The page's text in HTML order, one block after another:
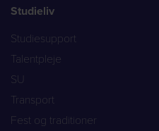
Studieliv
Studiesupport
Talentpleje
SU
Transport
Fest og traditioner